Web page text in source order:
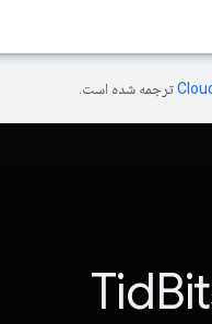
ترجمه شده است.